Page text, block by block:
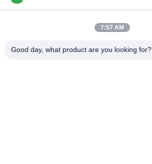
encore.
7:57 AM
Good day, what product are you looking for?